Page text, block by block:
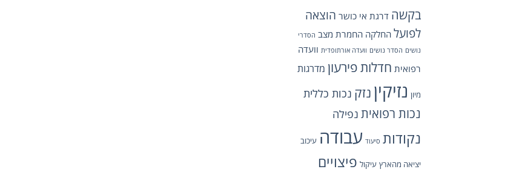
בקשה דרגת אי כושר הוצאה
לפועל החלקה החמרת מצב הסדרי
נושים הסדר נושים וועדה אורתופדית וועדה
רפואית חדלות פירעון מדרגות
מיון נזיקין נזק נכות כללית
נכות רפואית נפילה
נקודות סיעוד עבודה עיכוב
יציאה מהארץ עיקול פיצויים